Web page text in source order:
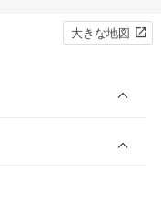
大きな地図